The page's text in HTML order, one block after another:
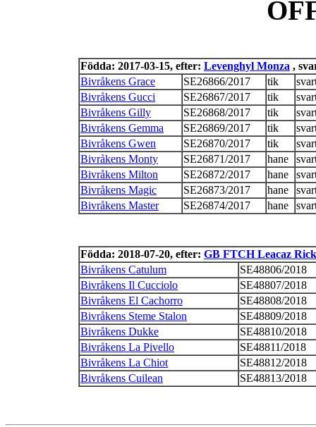
Födda: 2017-03-15, efter: Levenghyl Monza ,
Bivråkens Grace
SE26866/2017 tik
Bivråkens Gucci
SE26867/2017 tik
Bivråkens Gilly
SE26868/2017 tik
Bivråkens Gemma
SE26869/2017 tik
Bivråkens Gwen
SE26870/2017 tik
Bivråkens Monty
SE26871/2017 hane
Bivråkens Milton
SE26872/2017 hane
Bivråkens Magic
SE26873/2017 hane
Bivråkens Master
SE26874/2017 hane
Födda: 2018-07-20, efter: GB FTCH Leacaz
Bivråkens Catulum
SE48806/2018
Bivråkens Il Cucciolo
SE48807/2018
Bivråkens El Cachorro
SE48808/2018
Bivråkens Steme Stalon
SE48809/2018
Bivråkens Dukke
SE48810/2018
Bivråkens La Pivello
SE48811/2018
Bivråkens La Chiot
SE48812/2018
Bivråkens Cuilean
SE48813/2018